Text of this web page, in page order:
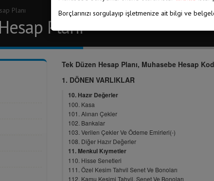
Planı
Planı
Borçlarınızı sorgulayıp işletmenize ait bilgi ve